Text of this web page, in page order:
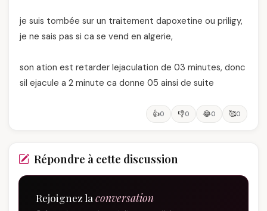
je suis tombée sur un traitement dapoxetine ou priligy,
je ne sais pas si ca se vend en algerie,
son ation est retarder lejaculation de 03 minutes, donc
sil ejacule a 2 minute ca donne 05 ainsi de suite
👍0 👎0 😂0 🥰0
Répondre à cette discussion
Rejoignez la conversation